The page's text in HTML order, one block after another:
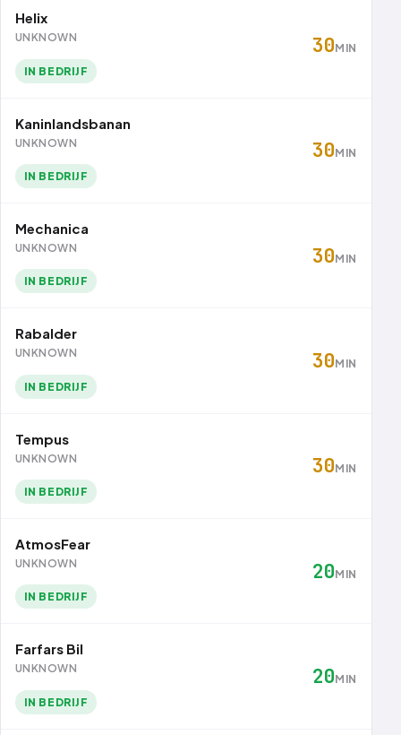
Helix
UNKNOWN
IN BEDRIJF
30MIN
Kaninlandsbanan
UNKNOWN
IN BEDRIJF
30MIN
Mechanica
UNKNOWN
IN BEDRIJF
30MIN
Rabalder
UNKNOWN
IN BEDRIJF
30MIN
Tempus
UNKNOWN
IN BEDRIJF
30MIN
AtmosFear
UNKNOWN
IN BEDRIJF
20MIN
Farfars Bil
UNKNOWN
IN BEDRIJF
20MIN